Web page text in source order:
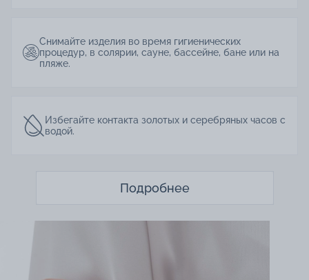
Снимайте изделия во время гигиенических
процедур, в солярии, сауне, бассейне, бане или на
пляже.
Избегайте контакта золотых и серебряных часов с
водой.
Подробнее